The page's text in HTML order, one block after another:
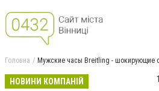
Головна Мужские часы Breitling - шокирующие
НОВИНИ КОМПАНІЙ